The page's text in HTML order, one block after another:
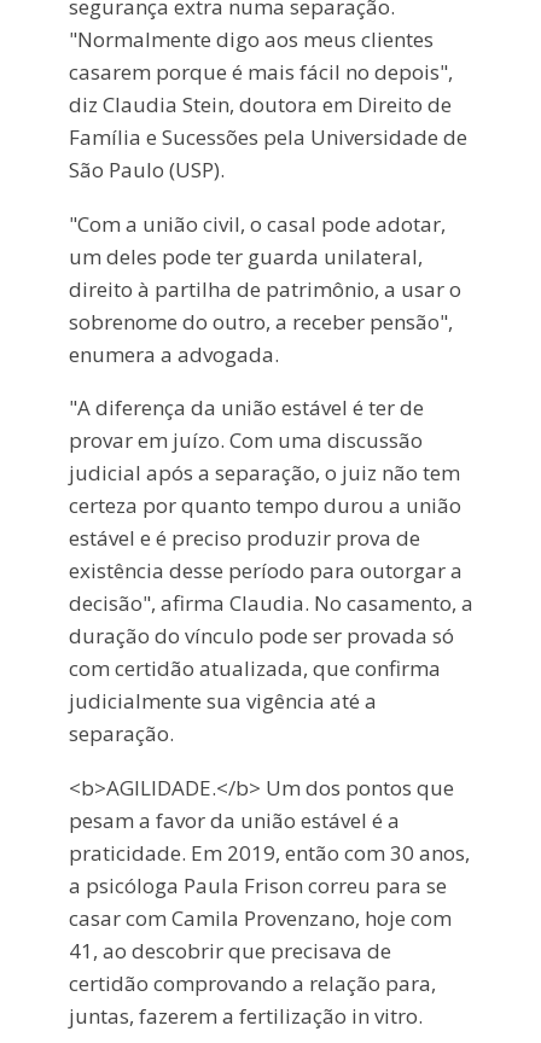
segurança extra numa separação.
"Normalmente digo aos meus clientes
casarem porque é mais fácil no depois",
diz Claudia Stein, doutora em Direito de
Família e Sucessões pela Universidade de
São Paulo (USP).
"Com a união civil, o casal pode adotar,
um deles pode ter guarda unilateral,
direito à partilha de patrimônio, a usar o
sobrenome do outro, a receber pensão",
enumera a advogada.
"A diferença da união estável é ter de
provar em juízo. Com uma discussão
judicial após a separação, o juiz não tem
certeza por quanto tempo durou a união
estável e é preciso produzir prova de
existência desse período para outorgar a
decisão", afirma Claudia. No casamento, a
duração do vínculo pode ser provada só
com certidão atualizada, que confirma
judicialmente sua vigência até a
separação.
<b>AGILIDADE.</b> Um dos pontos que
pesam a favor da união estável é a
praticidade. Em 2019, então com 30 anos,
a psicóloga Paula Frison correu para se
casar com Camila Provenzano, hoje com
41, ao descobrir que precisava de
certidão comprovando a relação para,
juntas, fazerem a fertilização in vitro.